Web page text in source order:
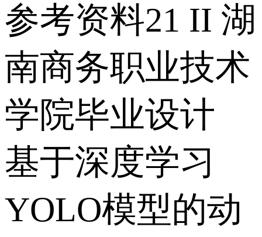
参考资料21 II 湖
南商务职业技术
学院毕业设计
基于深度学习
YOLO模型的动